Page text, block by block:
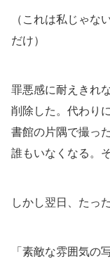
（これは私じゃな
だけ）
罪悪感に耐えきれ
削除した。代わり
書館の片隅で撮っ
誰もいなくなる。
しかし翌日、たっ
「素敵な雰囲気の